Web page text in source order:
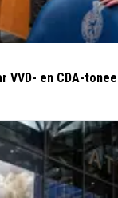
VVD- en CDA-